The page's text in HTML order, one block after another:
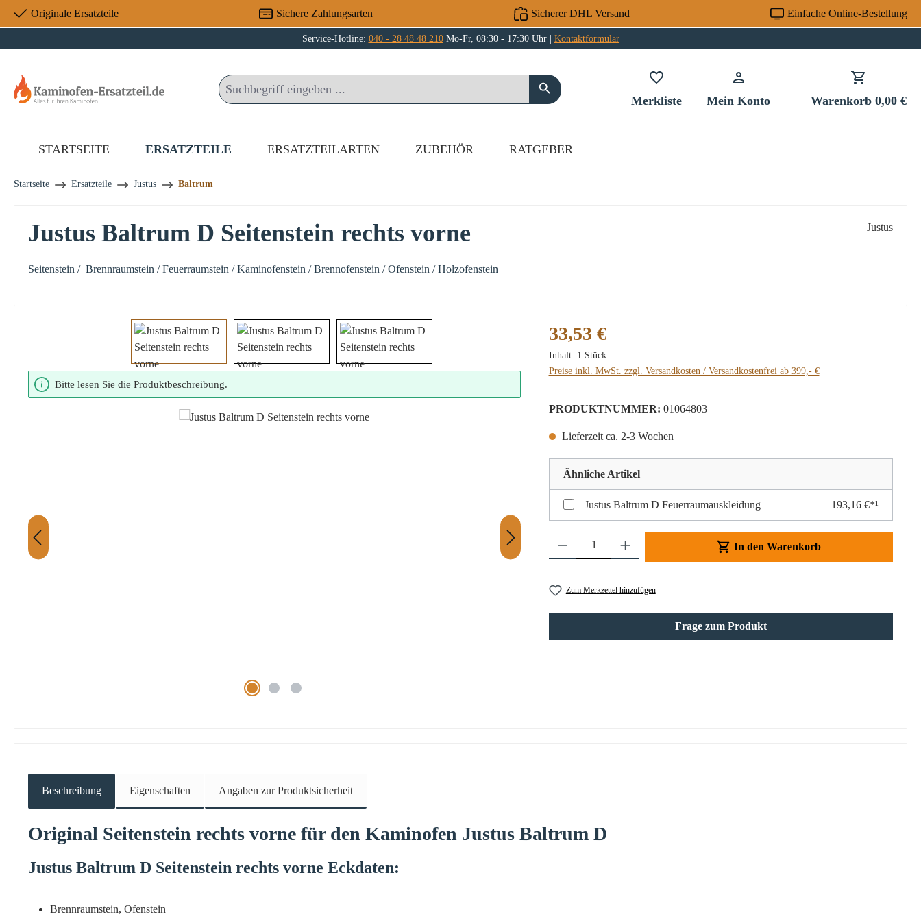
Hauptinhalt springen
Zur Suche springen
Zur Hauptnavigation springen
Originale Ersatzteile Sichere Zahlungsarten Sicherer DHL Versand Einfache Online-Bestellung
Service-Hotline: 040 - 28 48 48 210Mo-Fr, 08:30 - 17:30 Uhr | Kontaktformular
MerklisteDu hast 0 Produkte auf dem Merkzettel
Mein Konto Warenkorb 0,00 €
STARTSEITE ERSATZTEILE ERSATZTEILARTEN ZUBEHÖR RATGEBER
Startseite Ersatzteile Justus Baltrum
Justus Baltrum D Seitenstein rechts vorne
Seitenstein / Brennraumstein / Feuerraumstein / Kaminofenstein / Brennofenstein / Ofenstein / Holzofenstein
Justus
Bildergalerie überspringen
Bitte lesen Sie die Produktbeschreibung.
Regulärer Preis:
33,53 €
Inhalt: 1 Stück
Preise inkl. MwSt. zzgl. Versandkosten / Versandkostenfrei ab 399,- €
PRODUKTNUMMER: 01064803
Lieferzeit ca. 2-3 Wochen
Ähnliche Artikel
Justus Baltrum D Feuerraumauskleidung 193,16 €*¹
Produkt Anzahl: Gib den gewünschten Wert ein oder benutze die Schaltflächen um die Anzahl
In den Warenkorb
Zum Merkzettel hinzufügen
Frage zum Produkt
Beschreibung Eigenschaften Angaben zur Produktsicherheit
Original Seitenstein rechts vorne für den Kaminofen Justus Baltrum D
Justus Baltrum D Seitenstein rechts vorne Eckdaten:
Brennraumstein, Ofenstein